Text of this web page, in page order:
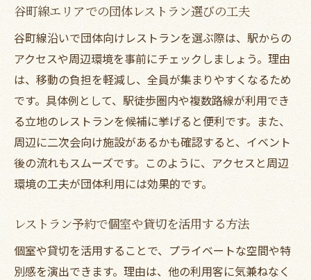
谷町線エリアでの団体レストラン選びの工夫
谷町線沿いで団体向けレストランを選ぶ際は、駅からの
アクセスや周辺環境を事前にチェックしましょう。理由
は、移動の負担を軽減し、全員が集まりやすくなるため
です。具体例として、駅徒歩圏内や複数路線が利用でき
る立地のレストランを候補に挙げると便利です。また、
周辺に二次会向け施設があるかも確認すると、イベント
後の流れもスムーズです。このように、アクセスと周辺
環境の工夫が団体利用には効果的です。
レストラン予約で個室や貸切を活用する方法
個室や貸切を活用することで、プライベートな空間や特
別感を演出できます。理由は、他の利用客に気兼ねなく